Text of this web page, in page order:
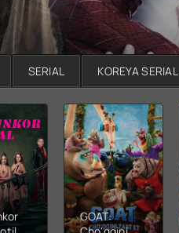
SERIAL KOREYA SERIAL
GOAT: